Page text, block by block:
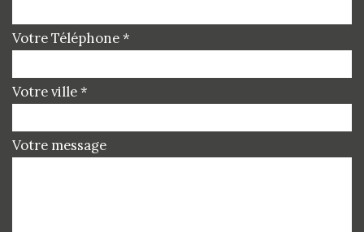
Votre Téléphone *
Votre ville *
Votre message